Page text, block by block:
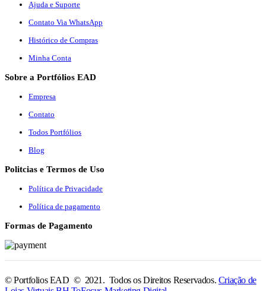
Ajuda e Suporte
Contato Via WhatsApp
Histórico de Compras
Minha Conta
Sobre a Portfólios EAD
Empresa
Contato
Todos Portfólios
Blog
Politcias e Termos de Uso
Política de Privacidade
Política de pagamento
Formas de Pagamento
© Portfolios EAD © 2021. Todos os Direitos Reservados. Criação de